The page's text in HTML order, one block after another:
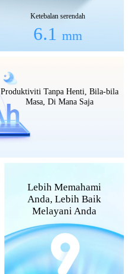
Ketebalan serendah
6.1mm
Produktiviti Tanpa Henti, Bila-bila
Masa, Di Mana Saja
Lebih Memahami
Anda, Lebih Baik
Melayani Anda